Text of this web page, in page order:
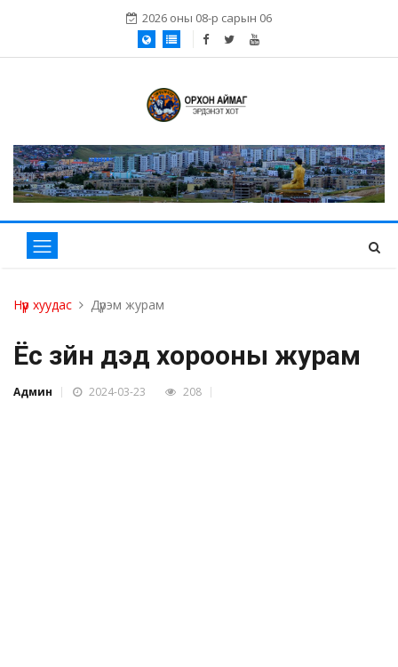
2026 оны 08-р сарын 06
Нүүр хуудас Дүрэм журам
Ёс зүйн дэд хорооны журам
Админ 2024-03-23 208